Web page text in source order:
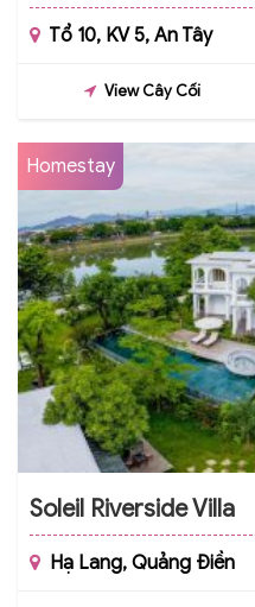
Tổ 10, KV 5, An Tây
View Cây Cối
Homestay
Soleil Riverside Villa
Hạ Lang, Quảng Điền